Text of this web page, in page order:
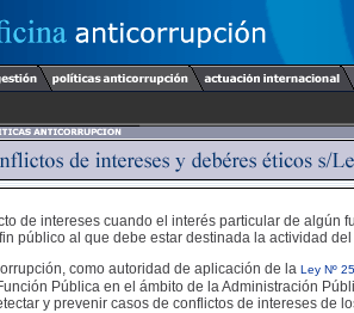
de intereses cuando el interés particular de algún
público al que debe estar destinada la actividad del
como autoridad de aplicación de la Ley Nº
Pública en el ámbito de la Administración
y prevenir casos de conflictos de intereses de